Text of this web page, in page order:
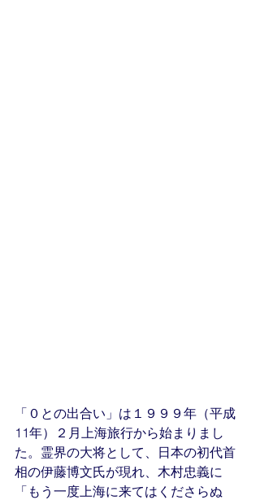
「０との出合い」は１９９９年（平成
11年）２月上海旅行から始まりまし
た。霊界の大将として、日本の初代首
相の伊藤博文氏が現れ、木村忠義に
「もう一度上海に来てはくださらぬ